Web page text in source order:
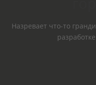
Назревает что-то